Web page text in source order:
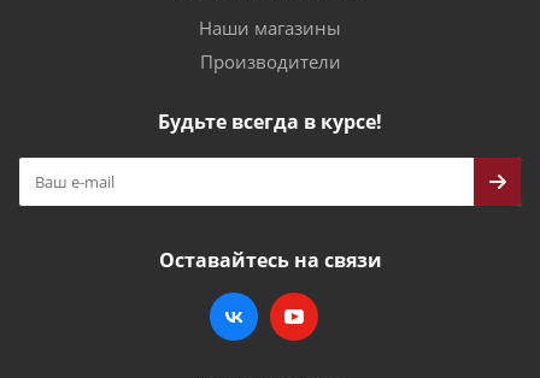
Наши магазины
Производители
Будьте всегда в курсе!
Оставайтесь на связи